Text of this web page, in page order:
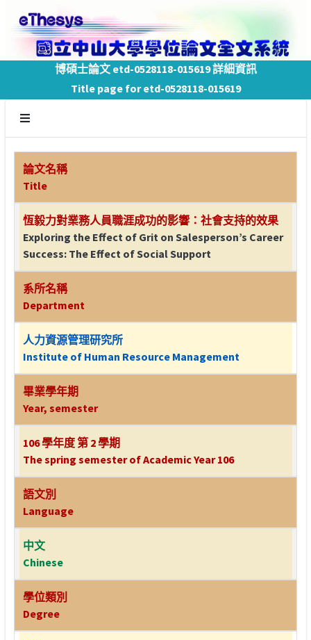
博碩士論文 etd-0528118-015619 詳細資訊
Title page for etd-0528118-015619
論文名稱
Title
恆毅力對業務人員職涯成功的影響：社會支持的效果
Exploring the Effect of Grit on Salesperson’s Career
Success: The Effect of Social Support
系所名稱
Department
人力資源管理研究所
Institute of Human Resource Management
畢業學年期
Year, semester
106 學年度 第 2 學期
The spring semester of Academic Year 106
語文別
Language
中文
Chinese
學位類別
Degree